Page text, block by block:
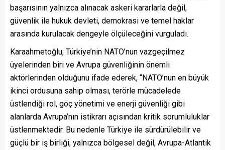
başarısının yalnızca alınacak askeri kararlarla değil,
güvenlik ile hukuk devleti, demokrasi ve temel haklar
arasında kurulacak dengeyle ölçüleceğini vurguladı.
Karaahmetoğlu, Türkiye’nin NATO’nun vazgeçilmez
üyelerinden biri ve Avrupa güvenliğinin önemli
aktörlerinden olduğunu ifade ederek, “NATO’nun en büyük
ikinci ordusuna sahip olması, terörle mücadelede
üstlendiği rol, göç yönetimi ve enerji güvenliği gibi
alanlarda Avrupa’nın istikrarı açısından kritik sorumluluklar
üstlenmektedir. Bu nedenle Türkiye ile sürdürülebilir ve
güçlü bir iş birliği, yalnızca bölgesel değil, Avrupa-Atlantik